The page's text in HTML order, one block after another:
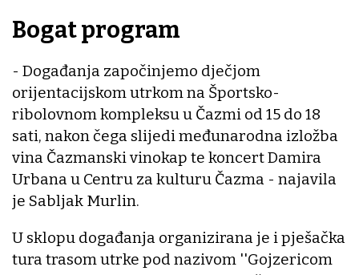
Bogat program
- Događanja započinjemo dječjom
orijentacijskom utrkom na Športsko-
ribolovnom kompleksu u Čazmi od 15 do 18
sati, nakon čega slijedi međunarodna izložba
vina Čazmanski vinokap te koncert Damira
Urbana u Centru za kulturu Čazma - najavila
je Sabljak Murlin.
U sklopu događanja organizirana je i pješačka
tura trasom utrke pod nazivom ''Gojzericom